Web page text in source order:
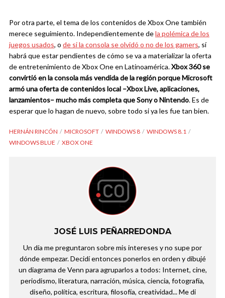
Por otra parte, el tema de los contenidos de Xbox One también
merece seguimiento. Independientemente dela polémica de los
juegos usados, o de si la consola se olvidó o no de los gamers, sí
habrá que estar pendientes de cómo se va a materializar la oferta
de entretenimiento de Xbox One en Latinoamérica.Xbox 360 se
convirtió en la consola más vendida de la región porque Microsoft
armó una oferta de contenidos local –Xbox Live, aplicaciones,
lanzamientos– mucho más completa que Sony o Nintendo. Es de
esperar que lo hagan de nuevo, sobre todo si ya les fue tan bien.
HERNÁN RINCÓN MICROSOFT WINDOWS 8
WINDOWS 8.1
WINDOWS BLUE
XBOX ONE
JOSÉ LUIS PEÑARREDONDA
Un día me preguntaron sobre mis intereses y no supe por
dónde empezar. Decidí entonces ponerlos en orden y dibujé
un diagrama de Venn para agruparlos a todos: Internet, cine,
periodismo, literatura, narración, música, ciencia, fotografía,
diseño, política, escritura, filosofía, creatividad... Me di